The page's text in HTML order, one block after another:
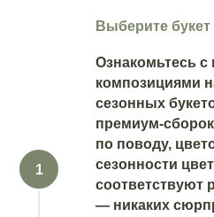
Выберите букет
Ознакомьтесь
композициями
сезонных
премиум-
по поводу,
сезонности
соответствуют
— никаких